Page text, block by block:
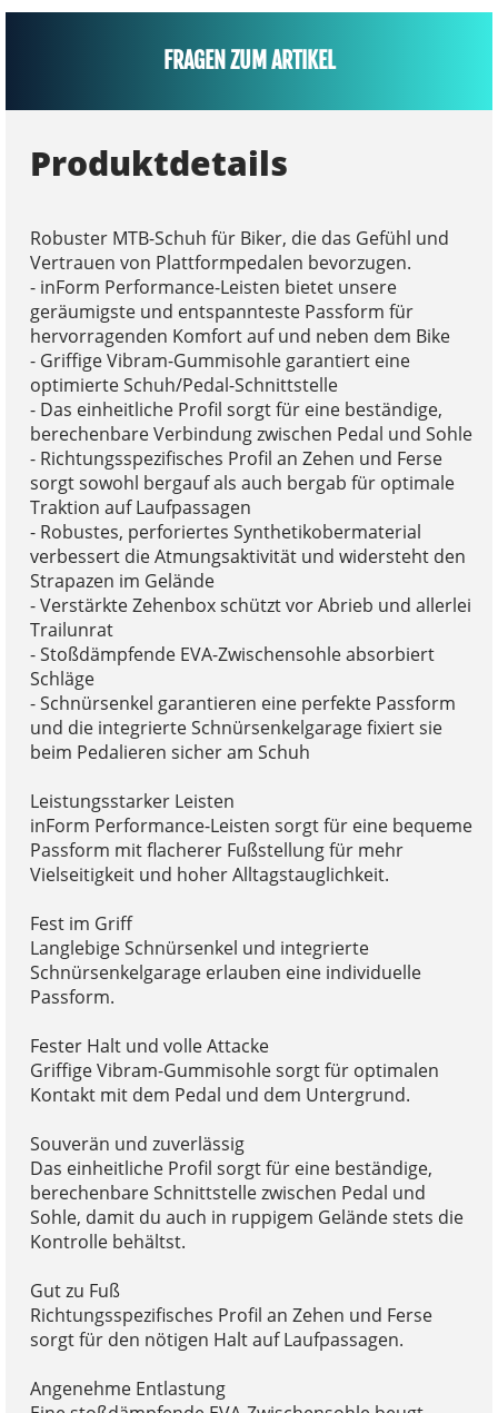
FRAGEN ZUM ARTIKEL
Produktdetails
Robuster MTB-Schuh für Biker, die das Gefühl und
Vertrauen von Plattformpedalen bevorzugen.
- inForm Performance-Leisten bietet unsere
geräumigste und entspannteste Passform für
hervorragenden Komfort auf und neben dem Bike
- Griffige Vibram-Gummisohle garantiert eine
optimierte Schuh/Pedal-Schnittstelle
- Das einheitliche Profil sorgt für eine beständige,
berechenbare Verbindung zwischen Pedal und Sohle
- Richtungsspezifisches Profil an Zehen und Ferse
sorgt sowohl bergauf als auch bergab für optimale
Traktion auf Laufpassagen
- Robustes, perforiertes Synthetikobermaterial
verbessert die Atmungsaktivität und widersteht den
Strapazen im Gelände
- Verstärkte Zehenbox schützt vor Abrieb und allerlei
Trailunrat
- Stoßdämpfende EVA-Zwischensohle absorbiert
Schläge
- Schnürsenkel garantieren eine perfekte Passform
und die integrierte Schnürsenkelgarage fixiert sie
beim Pedalieren sicher am Schuh
Leistungsstarker Leisten
inForm Performance-Leisten sorgt für eine bequeme
Passform mit flacherer Fußstellung für mehr
Vielseitigkeit und hoher Alltagstauglichkeit.
Fest im Griff
Langlebige Schnürsenkel und integrierte
Schnürsenkelgarage erlauben eine individuelle
Passform.
Fester Halt und volle Attacke
Griffige Vibram-Gummisohle sorgt für optimalen
Kontakt mit dem Pedal und dem Untergrund.
Souverän und zuverlässig
Das einheitliche Profil sorgt für eine beständige,
berechenbare Schnittstelle zwischen Pedal und
Sohle, damit du auch in ruppigem Gelände stets die
Kontrolle behältst.
Gut zu Fuß
Richtungsspezifisches Profil an Zehen und Ferse
sorgt für den nötigen Halt auf Laufpassagen.
Angenehme Entlastung